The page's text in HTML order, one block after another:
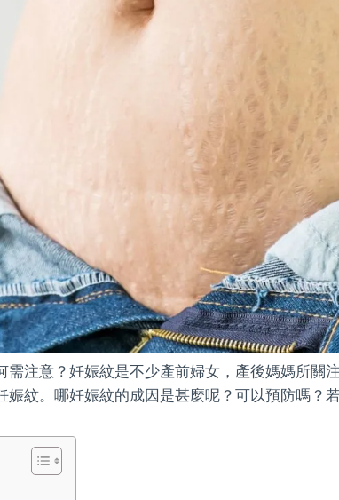
需注意？妊娠紋是不少產前婦女，產後媽媽所關
娠紋。哪妊娠紋的成因是甚麼呢？可以預防嗎？